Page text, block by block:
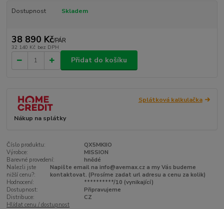
Dostupnost Skladem
38 890 Kč/PÁR
32 140 Kč bez DPH
Přidat do košíku
Splátková kalkulačka
Nákup na splátky
Číslo produktu:
QX5MKIIO
Výrobce:
MISSION
Barevné provedení:
hnědé
Nalezli jste
nižší cenu?:
Napište email na info@avemax.cz a my Vás budeme
kontaktovat. (Prosíme zadat url adresu a cenu za kolik)
Hodnocení:
**********/10 (vynikající)
Dostupnost:
Připravujeme
Distribuce:
CZ
Hlídat cenu / dostupnost